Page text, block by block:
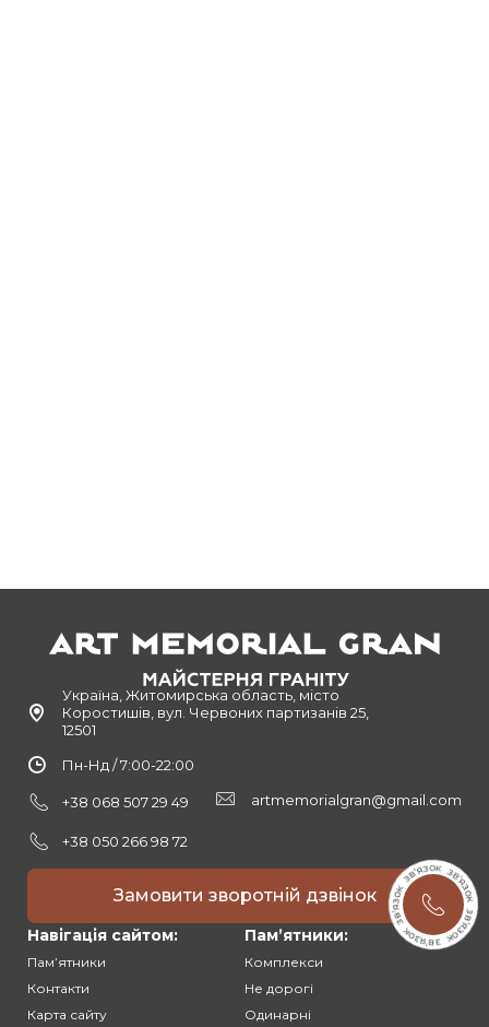
Україна, Житомирська область, місто
Коростишів, вул. Червоних партизанів 25,
12501
Пн-Нд / 7:00-22:00
+38 068 507 29 49
+38 050 266 98 72
artmemorialgran@gmail.com
Замовити зворотній дзвінок
Навігація сайтом:
Памʼятники
Контакти
Карта сайту
Памʼятники:
Комплекси
Не дорогі
Одинарні